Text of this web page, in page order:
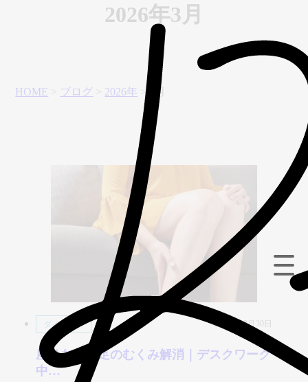
2026年3月
HOME > ブログ > 2026年 > 3月
ダイエット 2026年03月30日
座りながら足のむくみ解消｜デスクワーク
中…